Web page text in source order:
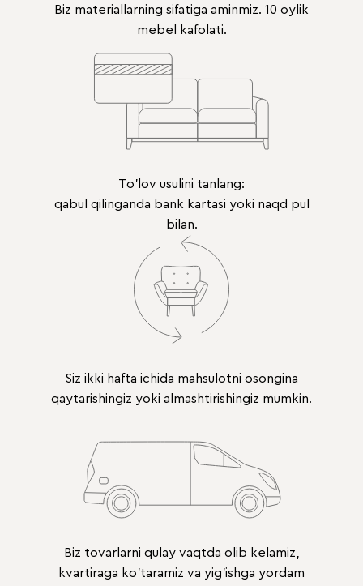
Biz materiallarning sifatiga aminmiz. 10 oylik
mebel kafolati.
To'lov usulini tanlang:
qabul qilinganda bank kartasi yoki naqd pul
bilan.
Siz ikki hafta ichida mahsulotni osongina
qaytarishingiz yoki almashtirishingiz mumkin.
Biz tovarlarni qulay vaqtda olib kelamiz,
kvartiraga ko'taramiz va yig'ishga yordam